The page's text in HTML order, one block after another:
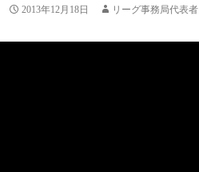
2013年12月18日 リーグ事務局代表者